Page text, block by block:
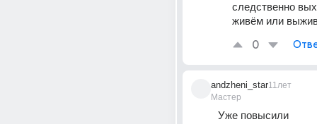
следственно
живём или
0
andzheni_star
Мастер
11лет
Уже повысили